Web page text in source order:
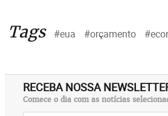
Tags #eua #orçamento
RECEBA NOSSA
Comece o dia com as notícias